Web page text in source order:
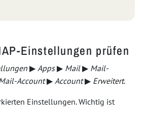
Einstellungen prüfen
▶ Apps ▶ Mail ▶ Mail-
Account▶ Account ▶ Erweitert.
Einstellungen. Wichtig ist